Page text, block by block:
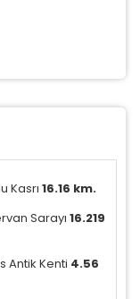
Kasrı 16.16 km.
Sarayı 16.219
Antik Kenti 4.56